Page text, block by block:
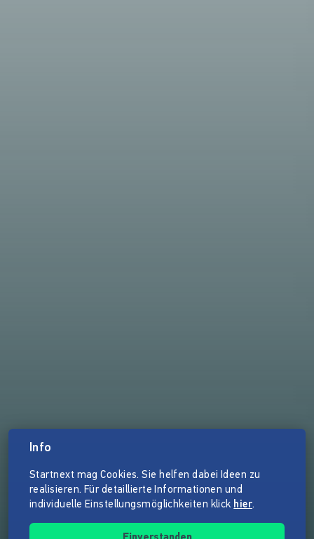
Info
Startnext mag Cookies. Sie helfen dabei Ideen zu
realisieren. Für detaillierte Informationen und
individuelle Einstellungsmöglichkeiten klick hier.